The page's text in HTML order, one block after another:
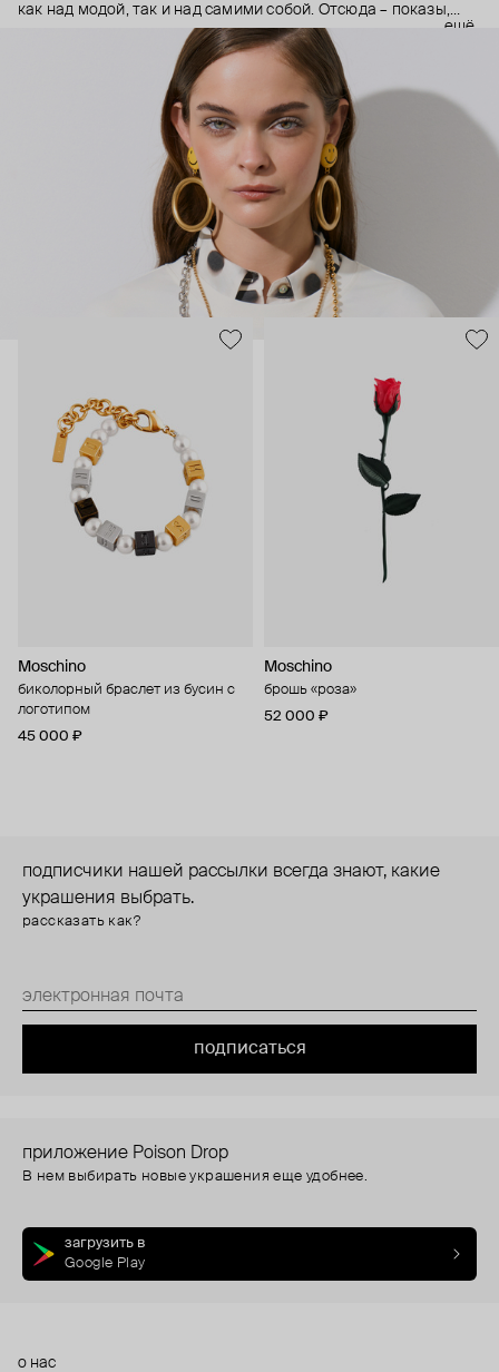
как над модой, так и над самими собой. Отсюда – показы,
мгновенно становящиеся главными событиями, вирусные
выходы селебрити (помните Кэти Перри в платье-люстре на
бале Института костюма Met Gala в 2019 году?) и
коллаборации с самыми неожиданными кандидатами, от
«Улицы Сезам» до The Sims. Украшения бренда –
гипертрофированно праздничные, практически
нарисованные: с кристаллами размером с ладонь и будто бы
расплавленными сердцами.
ещё
Moschino
биколорный браслет из бусин с
логотипом
45 000 ₽
Moschino
брошь «роза»
52 000 ₽
подписчики нашей рассылки всегда знают, какие
украшения выбрать.
рассказать как?
подписаться
приложение Poison Drop
В нем выбирать новые украшения еще удобнее.
загрузить в
Google Play
о нас